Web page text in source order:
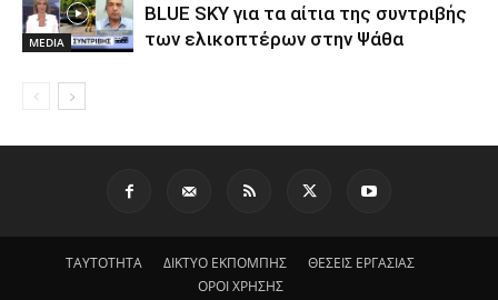
MEDIA
BLUE SKY για τα αίτια της συντριβής
των ελικοπτέρων στην Ψάθα
ΤΑΥΤΟΤΗΤΑ ΔΙΚΤΥΟ ΕΚΠΟΜΠΗΣ
ΘΕΣΕΙΣ ΕΡΓΑΣΙΑΣ
ΟΡΟΙ ΧΡΗΣΗΣ